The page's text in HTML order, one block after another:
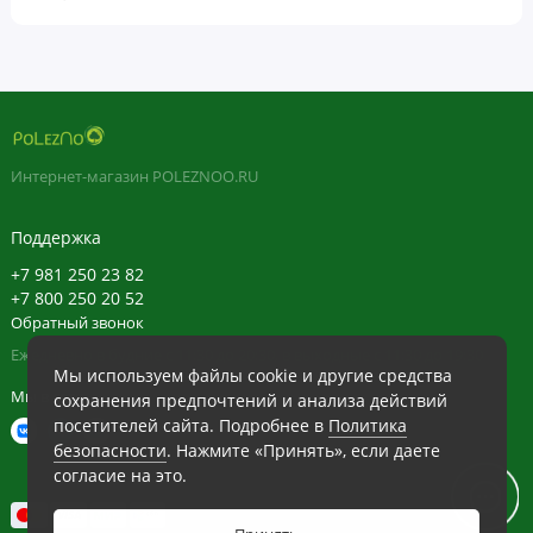
(Eleutherococcus
(экстракт
элеутерококка)
* Суточная норма
не определена.
Ингредиенты
Желатиновая капсула, стеариновая кислота.
Изготовлено в США с использованием ингредиентов со
всего мира, выполнена проверка качества.
Мы используем файлы cookie и другие средства
сохранения предпочтений и анализа действий
посетителей сайта. Подробнее в Политика
безопасности. Нажмите «Принять», если даете
согласие на это.
Интернет-магазин POLEZNOO.RU
Поддержка
+7 981 250 23 82
+7 800 250 20 52
Обратный звонок
Ежедневно в будние с 11:30 до 20:30, в выходные с 11:30 до 19:30
Мы в сети